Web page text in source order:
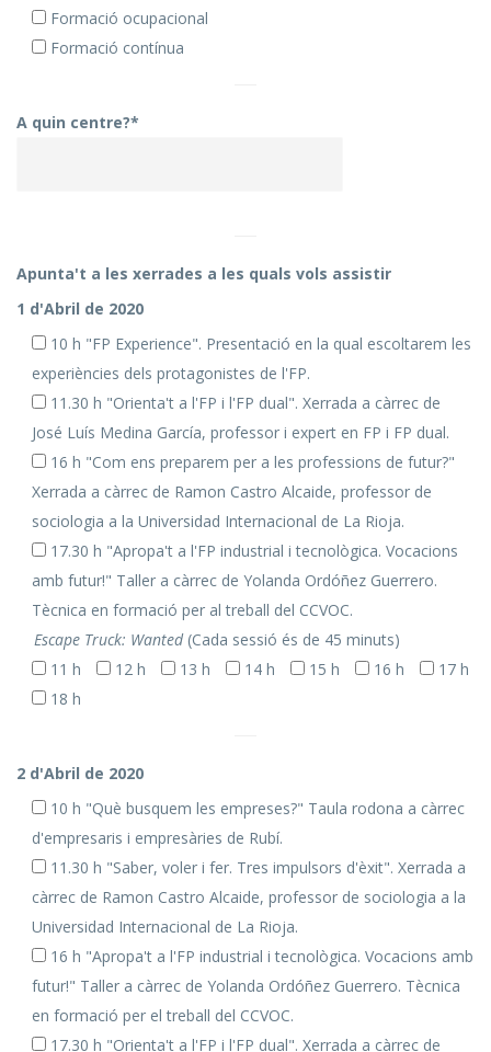
Formació ocupacional
Formació contínua
A quin centre?*
Apunta't a les xerrades a les quals vols assistir
1 d'Abril de 2020
10 h "FP Experience". Presentació en la qual escoltarem les
experiències dels protagonistes de l'FP.
11.30 h "Orienta't a l'FP i l'FP dual". Xerrada a càrrec de
José Luís Medina García, professor i expert en FP i FP dual.
16 h "Com ens preparem per a les professions de futur?"
Xerrada a càrrec de Ramon Castro Alcaide, professor de
sociologia a la Universidad Internacional de La Rioja.
17.30 h "Apropa't a l'FP industrial i tecnològica. Vocacions
amb futur!" Taller a càrrec de Yolanda Ordóñez Guerrero.
Tècnica en formació per al treball del CCVOC.
Escape Truck: Wanted(Cada sessió és de 45 minuts)
11 h
12 h 13 h 14 h 15 h 16 h
17 h
18 h
2 d'Abril de 2020
10 h "Què busquem les empreses?" Taula rodona a càrrec
d'empresaris i empresàries de Rubí.
11.30 h "Saber, voler i fer. Tres impulsors d'èxit". Xerrada a
càrrec de Ramon Castro Alcaide, professor de sociologia a la
Universidad Internacional de La Rioja.
16 h "Apropa't a l'FP industrial i tecnològica. Vocacions amb
futur!" Taller a càrrec de Yolanda Ordóñez Guerrero. Tècnica
en formació per el treball del CCVOC.
17.30 h "Orienta't a l'FP i l'FP dual". Xerrada a càrrec de